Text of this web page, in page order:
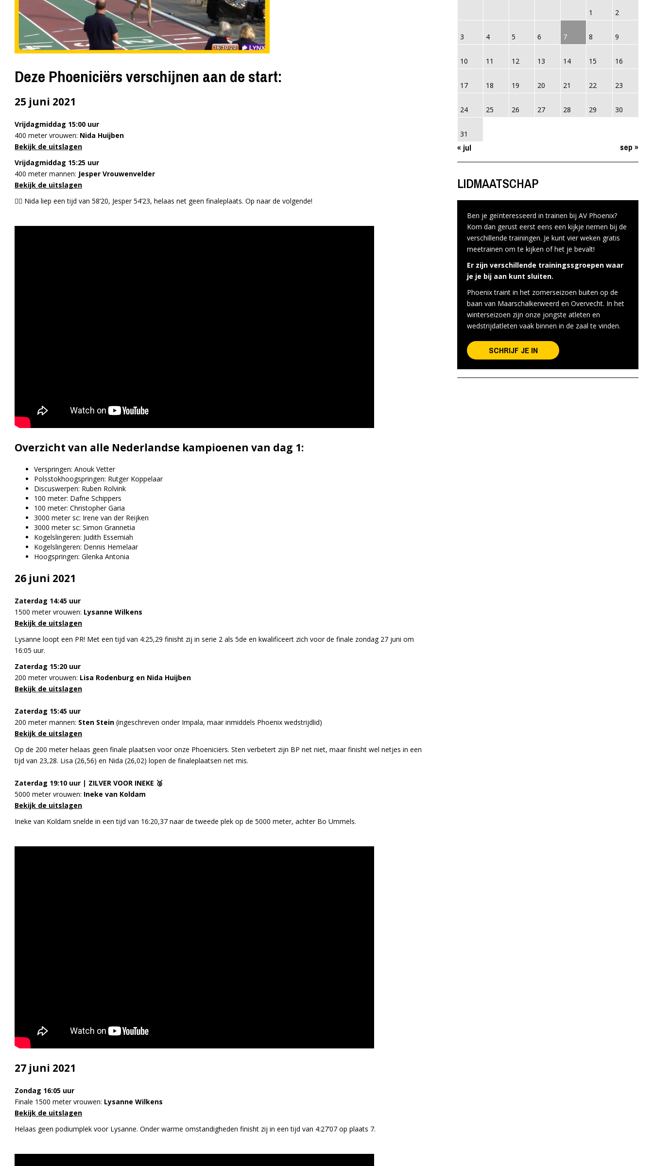
Deze Phoeniciërs verschijnen aan de start:
25 juni 2021
Vrijdagmiddag 15:00 uur
400 meter vrouwen: Nida Huijben
Bekijk de uitslagen
Vrijdagmiddag 15:25 uur
400 meter mannen: Jesper Vrouwenvelder
Bekijk de uitslagen
👉🏻 Nida liep een tijd van 58’20, Jesper 54’23, helaas net geen finaleplaats. Op naar de volgende!
Overzicht van alle Nederlandse kampioenen van dag 1:
Verspringen: Anouk Vetter
Polsstokhoogspringen: Rutger Koppelaar
Discuswerpen: Ruben Rolvink
100 meter: Dafne Schippers
100 meter: Christopher Garia
3000 meter sc: Irene van der Reijken
3000 meter sc: Simon Grannetia
Kogelslingeren: Judith Essemiah
Kogelslingeren: Dennis Hemelaar
Hoogspringen: Glenka Antonia
26 juni 2021
Zaterdag 14:45 uur
1500 meter vrouwen: Lysanne Wilkens
Bekijk de uitslagen
Lysanne loopt een PR! Met een tijd van 4:25,29 finisht zij in serie 2 als 5de en kwalificeert zich voor de finale zondag 27 juni om
16:05 uur.
Zaterdag 15:20 uur
200 meter vrouwen: Lisa Rodenburg en Nida Huijben
Bekijk de uitslagen
Zaterdag 15:45 uur
200 meter mannen: Sten Stein (ingeschreven onder Impala, maar inmiddels Phoenix wedstrijdlid)
Bekijk de uitslagen
Op de 200 meter helaas geen finale plaatsen voor onze Phoeniciërs. Sten verbetert zijn BP net niet, maar finisht wel netjes in een
tijd van 23,28. Lisa (26,56) en Nida (26,02) lopen de finaleplaatsen net mis.
Zaterdag 19:10 uur | ZILVER VOOR INEKE 🥈
5000 meter vrouwen: Ineke van Koldam
Bekijk de uitslagen
Ineke van Koldam snelde in een tijd van 16:20,37 naar de tweede plek op de 5000 meter, achter Bo Ummels.
27 juni 2021
Zondag 16:05 uur
Finale 1500 meter vrouwen: Lysanne Wilkens
Bekijk de uitslagen
Helaas geen podiumplek voor Lysanne. Onder warme omstandigheden finisht zij in een tijd van 4:27’07 op plaats 7.
1 2
3 4 5 6 7 8 9
10 11 12 13 14 15 16
17 18 19 20 21 22 23
24 25 26 27 28 29 30
31
« jul sep »
LIDMAATSCHAP
Ben je geïnteresseerd in trainen bij AV Phoenix?
Kom dan gerust eerst eens een kijkje nemen bij de
verschillende trainingen. Je kunt vier weken gratis
meetrainen om te kijken of het je bevalt!
Er zijn verschillende trainingssgroepen waar
je je bij aan kunt sluiten.
Phoenix traint in het zomerseizoen buiten op de
baan van Maarschalkerweerd en Overvecht. In het
winterseizoen zijn onze jongste atleten en
wedstrijdatleten vaak binnen in de zaal te vinden.
SCHRIJF JE IN